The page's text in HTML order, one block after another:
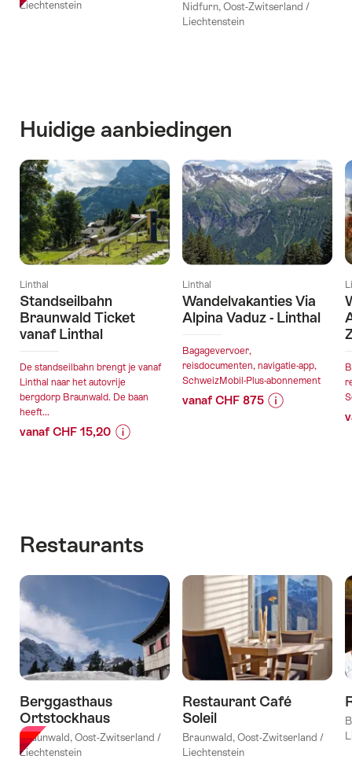
Liechtenstein
Nidfurn, Oost-Zwitserland /
Liechtenstein
Huidige aanbiedingen
Linthal
Standseilbahn
Braunwald Ticket
vanaf Linthal
De standseilbahn brengt je vanaf
Linthal naar het autovrije
bergdorp Braunwald. De baan
heeft...
vanaf CHF 15,20
Ticket
vanaf
geldig:07.08.2026
30.01.2027
Linthal
Wandelvakanties Via
Alpina Vaduz - Linthal
Bagagevervoer,
reisdocumenten, navigatie-app,
SchweizMobil-Plus-abonnement
vanaf CHF 875
Prijsinformatie
Restaurants
Berggasthaus
Ortstockhaus
Braunwald, Oost-Zwitserland /
Liechtenstein
Restaurant Café
Soleil
Braunwald, Oost-Zwitserland /
Liechtenstein